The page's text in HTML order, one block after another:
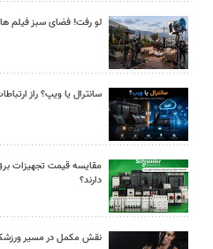
لو رفت! فضای سبز فیلم
سانترال یا ویپ؟ راز
مقایسه قیمت تجهیزات
دارند؟
نقش مکمل در مسیر